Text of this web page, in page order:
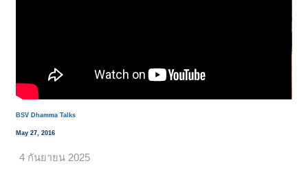
BSV Dhamma Talks
May 27, 2016
4 กันยายน 2025